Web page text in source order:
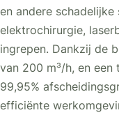
en andere
elektrochirurgie,
ingrepen. Dankzij de
van 200 m³/h, en
99,95%
efficiënte